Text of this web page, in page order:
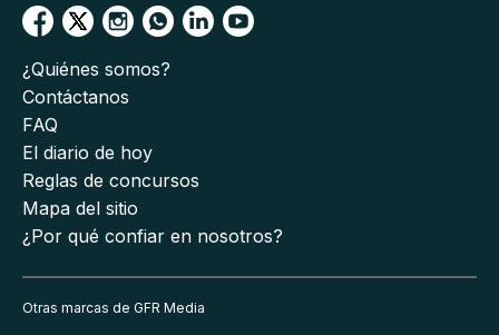
¿Quiénes somos?
Contáctanos
FAQ
El diario de hoy
Reglas de concursos
Mapa del sitio
¿Por qué confiar en nosotros?
Otras marcas de GFR Media